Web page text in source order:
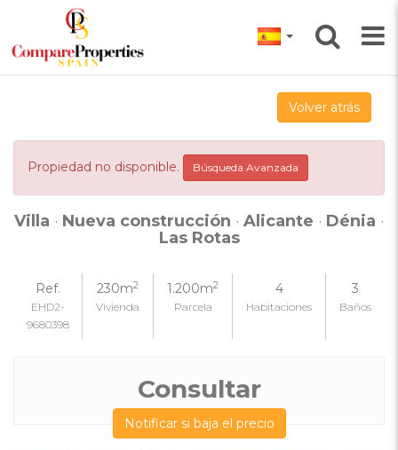
Volver atrás
Propiedad no disponible. Búsqueda Avanzada
Villa · Nueva construcción · Alicante · Dénia ·
Las Rotas
Ref.
EHD2-
9680398
230m2
Vivienda
1.200m2
Parcela
4
Habitaciones
3
Baños
Consultar
Notificar si baja el precio